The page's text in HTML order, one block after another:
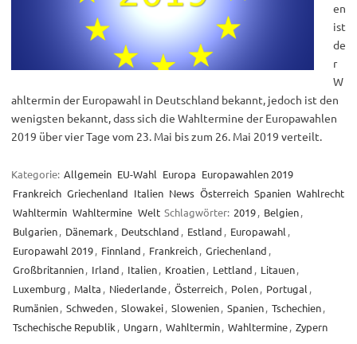
en
ist
de
r
W
ahltermin der Europawahl in Deutschland bekannt, jedoch ist den
wenigsten bekannt, dass sich die Wahltermine der Europawahlen
2019 über vier Tage vom 23. Mai bis zum 26. Mai 2019 verteilt.
Kategorie: Allgemein EU-Wahl Europa Europawahlen 2019
Frankreich Griechenland Italien News Österreich Spanien Wahlrecht
Wahltermin Wahltermine Welt Schlagwörter: 2019, Belgien,
Bulgarien, Dänemark , Deutschland , Estland , Europawahl ,
Europawahl 2019, Finnland , Frankreich, Griechenland ,
Großbritannien, Irland , Italien, Kroatien, Lettland , Litauen,
Luxemburg , Malta , Niederlande, Österreich, Polen, Portugal ,
Rumänien, Schweden, Slowakei, Slowenien, Spanien, Tschechien,
Tschechische Republik , Ungarn, Wahltermin, Wahltermine, Zypern